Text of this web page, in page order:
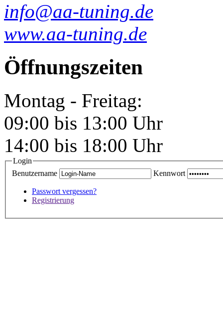
info@aa-tuning.de
www.aa-tuning.de
Öffnungszeiten
Montag - Freitag:
09:00 bis 13:00 Uhr
14:00 bis 18:00 Uhr
Login
Benutzername
Kennwort
Passwort vergessen?
Registrierung